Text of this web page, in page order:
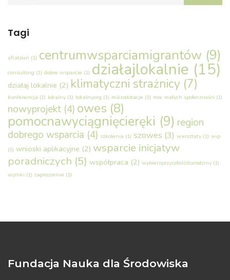
Tagi
aflatoun (1) centrumwsparciamigrantów (9)
consulting (1) dobre wsparcie (1) działajlokalnie (15)
działaj lokalnie (2) klimatyczni strażnicy (7)
konferencja (1) lokalny (1) lokalny.org (1) mikrodotacje (1) moc małych społeczności (1)
nowyprojekt (4) owes (8)
pomocnawyciągnięcieręki (9) region
dobrego wsparcia (4) szkolenia (1) szowes (3) warsztaty (1) wip
(1) wnioski aplikacyjne (2) wsparcie inicjatyw
poradniczych (5) współpraca (2) wybierzprzyszłośćdlarodziny (1)
wyniki (1) zaproszenie (1)
Fundacja Nauka dla Środowiska